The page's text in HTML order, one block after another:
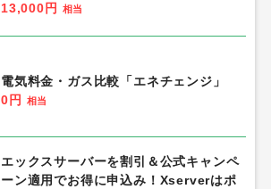
13,000円
相当
電気料金・ガス比較「エネチェンジ」
0円
相当
エックスサーバーを割引＆公式キャンペ
ーン適用でお得に申込み！Xserverはポ